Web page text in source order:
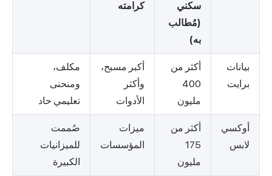
سكني
(مُطالب
به)
كرامته
بيانات
برايت
أكثر من
400
مليون
أكبر مسبح،
وأكثر
الأدوات
مكلف،
ومنحنى
تعليمي حاد
أوكسي
لابس
أكثر من
175
مليون
ميزات
المؤسسات
صُممت
للميزانيات
الكبيرة